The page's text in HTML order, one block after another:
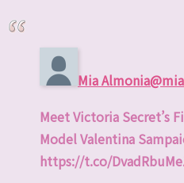
Mia Almonia
Meet Victoria Secret’s
Model Valentina
https://t.co/